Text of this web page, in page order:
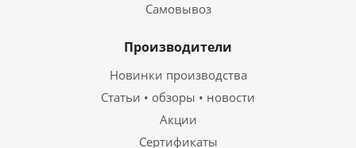
Самовывоз
Производители
Новинки производства
Статьи • обзоры • новости
Акции
Сертификаты